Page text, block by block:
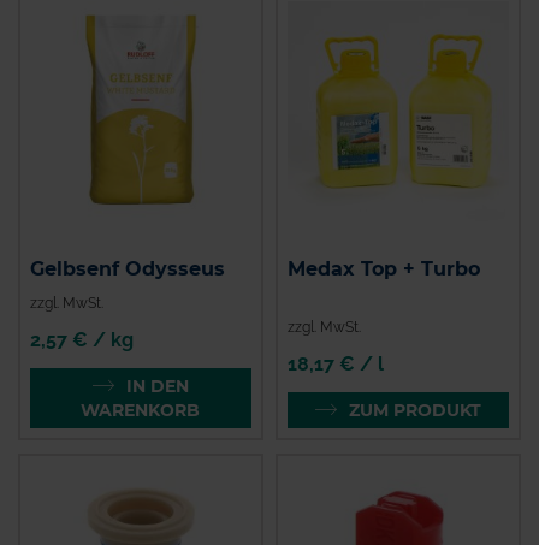
Gelbsenf Odysseus
zzgl. MwSt.
2,57 € / kg
IN DEN
WARENKORB
Medax Top + Turbo
zzgl. MwSt.
18,17 € / l
ZUM PRODUKT